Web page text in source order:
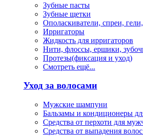
Зубные пасты
Зубные щетки
Ополаскиватели, спреи,
Ирригаторы
Жидкость для ирригаторов
Нити, флосcы, ершики,
Протезы(фиксация и уход)
Смотреть ещё...
Уход за волосами
Мужские шампуни
Бальзамы и кондиционеры
Средства от перхоти для
Средства от выпадения